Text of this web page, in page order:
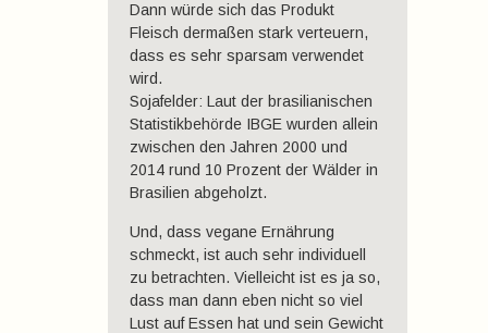
Dann würde sich das Produkt
Fleisch dermaßen stark verteuern,
dass es sehr sparsam verwendet
wird.
Sojafelder: Laut der brasilianischen
Statistikbehörde IBGE wurden allein
zwischen den Jahren 2000 und
2014 rund 10 Prozent der Wälder in
Brasilien abgeholzt.
Und, dass vegane Ernährung
schmeckt, ist auch sehr individuell
zu betrachten. Vielleicht ist es ja so,
dass man dann eben nicht so viel
Lust auf Essen hat und sein Gewicht